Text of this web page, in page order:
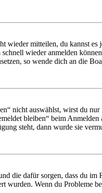
mitteilen, du kannst
wieder anmelden
so wende dich an die
nicht auswählst, wirst du
bleiben“ beim
steht, dann wurde sie
die dafür sorgen, dass du
wurden. Wenn du Probleme